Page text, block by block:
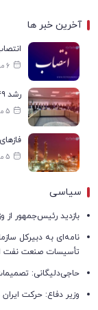
آخرین خبر ها
6 مرداد 1405 - ۱۰:۱۳
5 مرداد 1405 - ۱۴:۲۹
5 مرداد 1405 - ۱۴:۱۴
سیاسی
بازدید رئیس‌جمهور از
نامه‌ای به دبیرکل
تأسیسات صنعت نفت
حاجی‌دلیگانی:
وزیر دفاع: حرکت